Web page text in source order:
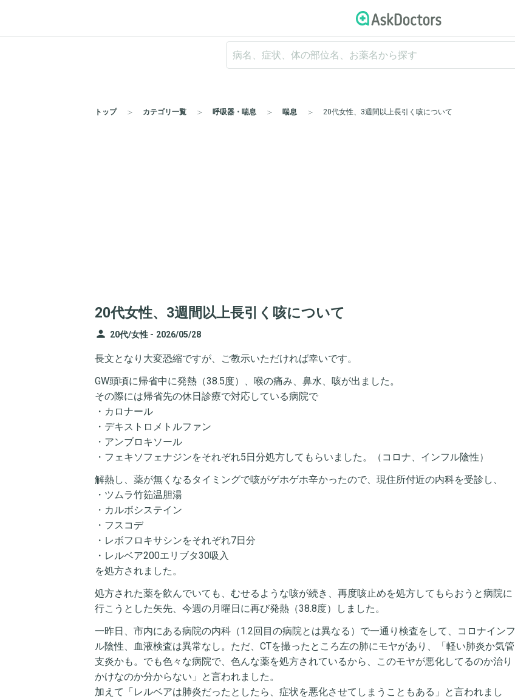
トップ カテゴリ一覧 呼吸器・喘息 喘息 20代女性、3週間以上長引く咳について
20代女性、3週間以上長引く咳について
person 20代/女性 - 2026/05/28
長文となり大変恐縮ですが、ご教示いただければ幸いです。
GW頭頃に帰省中に発熱（38.5度）、喉の痛み、鼻水、咳が出ました。
その際には帰省先の休日診療で対応している病院で
・カロナール
・デキストロメトルファン
・アンブロキソール
・フェキソフェナジンをそれぞれ5日分処方してもらいました。（コロナ、インフル陰性）
解熱し、薬が無くなるタイミングで咳がゲホゲホ辛かったので、現住所付近の内科を受診し、
・ツムラ竹筎温胆湯
・カルボシステイン
・フスコデ
・レボフロキサシンをそれぞれ7日分
・レルベア200エリブタ30吸入
を処方されました。
処方された薬を飲んでいても、むせるような咳が続き、再度咳止めを処方してもらおうと病院に
行こうとした矢先、今週の月曜日に再び発熱（38.8度）しました。
一昨日、市内にある病院の内科（1.2回目の病院とは異なる）で一通り検査をして、コロナインフ
ル陰性、血液検査は異常なし。ただ、CTを撮ったところ左の肺にモヤがあり、「軽い肺炎か気管
支炎かも。でも色々な病院で、色んな薬を処方されているから、このモヤが悪化してるのか治り
かけなのか分からない」と言われました。
加えて「レルベアは肺炎だったとしたら、症状を悪化させてしまうこともある」と言われまし